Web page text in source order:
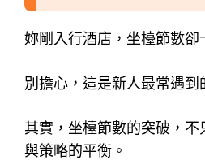
妳剛入行酒店，坐檯節數卻
別擔心，這是新人最常遇到
其實，坐檯節數的突破，不
與策略的平衡。